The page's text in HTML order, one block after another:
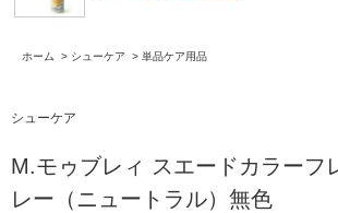
ホーム > シューケア > 単品ケア用品
シューケア
M.モゥブレィ スエードカラーフ
レー（ニュートラル）無色